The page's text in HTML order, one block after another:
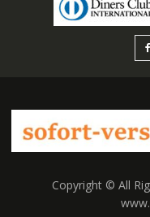
Copyright © All